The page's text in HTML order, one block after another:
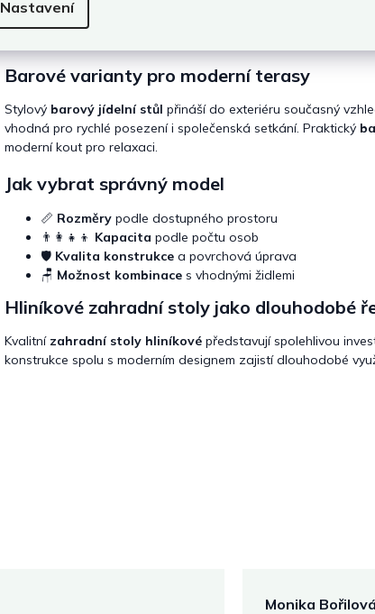
Nastavení
. Pro větší
Barové varianty pro moderní terasy
Stylový barový jídelní stůl přináší do exteriéru současný
vhodná pro rychlé posezení i společenská setkání. Praktický
moderní kout pro relaxaci.
Jak vybrat správný model
📏 Rozměry podle dostupného prostoru
👨‍👩‍👧‍👦 Kapacita podle počtu osob
🛡️ Kvalita konstrukce a povrchová úprava
🪑 Možnost kombinace s vhodnými židlemi
Hliníkové zahradní stoly jako dlouhodobé
Kvalitní zahradní stoly hliníkové představují spolehlivou
konstrukce spolu s moderním designem zajistí dlouhodobé
Monika Bořilová